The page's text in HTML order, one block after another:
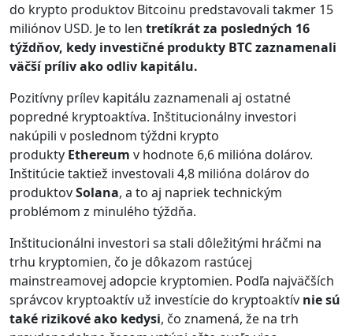
do krypto produktov Bitcoinu predstavovali takmer 15
miliónov USD. Je to len tretíkrát za posledných 16
týždňov, kedy investičné produkty BTC zaznamenali
väčší príliv ako odliv kapitálu.
Pozitívny prílev kapitálu zaznamenali aj ostatné
popredné kryptoaktíva. Inštitucionálny investori
nakúpili v poslednom týždni krypto
produkty Ethereum v hodnote 6,6 milióna dolárov.
Inštitúcie taktiež investovali 4,8 milióna dolárov do
produktovSolana, a to aj napriek technickým
problémom z minulého týždňa.
Inštitucionálni investori sa stali dôležitými hráčmi na
trhu kryptomien, čo je dôkazom rastúcej
mainstreamovej adopcie kryptomien. Podľa najväčších
správcov kryptoaktív už investície do kryptoaktív nie sú
také rizikové ako kedysi, čo znamená, že na trh